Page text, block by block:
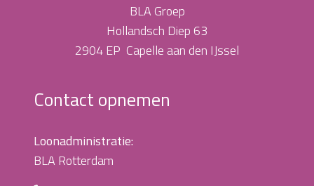
BLA Groep
Hollandsch Diep 63
2904 EP Capelle aan den IJssel
Contact opnemen
Loonadministratie:
BLA Rotterdam